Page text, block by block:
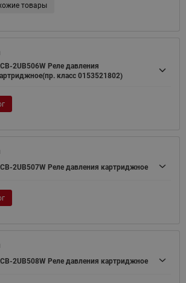
товары
2UB506W Реле давления
класс 0153521802)
2UB507W Реле давления картриджное
2UB508W Реле давления картриджное